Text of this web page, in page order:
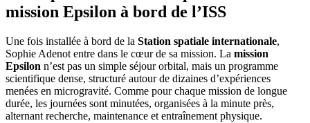
mission Epsilon à bord de l’ISS
Une fois installée à bord de la Station spatiale internationale,
Sophie Adenot entre dans le cœur de sa mission. La mission
Epsilon n’est pas un simple séjour orbital, mais un programme
scientifique dense, structuré autour de dizaines d’expériences
menées en microgravité. Comme pour chaque mission de longue
durée, les journées sont minutées, organisées à la minute près,
alternant recherche, maintenance et entraînement physique.